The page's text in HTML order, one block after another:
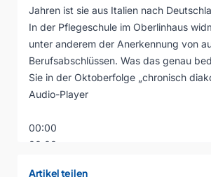
Jahren ist sie aus Italien nach
In der Pflegeschule im Oberlinhaus
unter anderem der Anerkennung von
Berufsabschlüssen. Was das genau
Sie in der Oktoberfolge „chronisch
Audio-Player
00:00
00:00
Artikel teilen